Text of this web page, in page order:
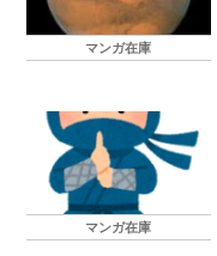
マンガ在庫
マンガ在庫